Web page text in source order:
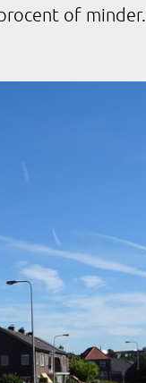
of minder.